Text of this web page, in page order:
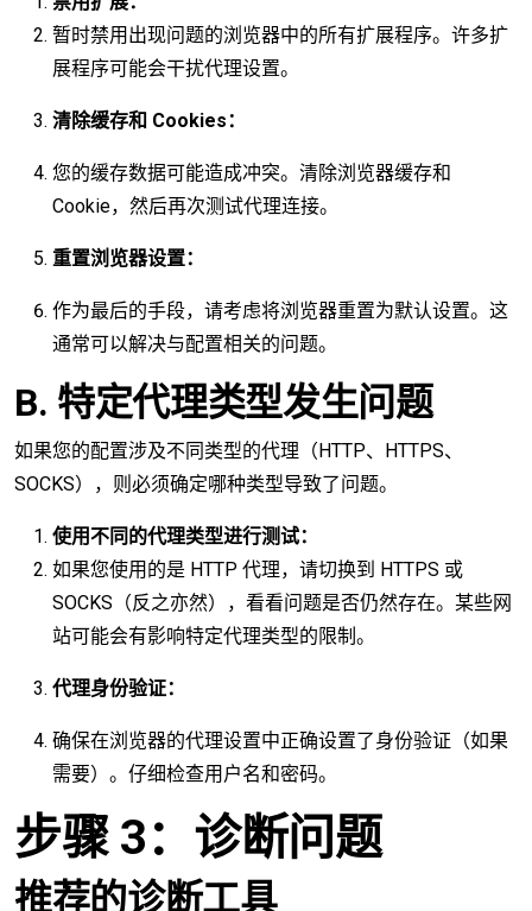
暂时禁用出现问题的浏览器中的所有扩展程序。许多扩
展程序可能会干扰代理设置。
清除缓存和 Cookies：
您的缓存数据可能造成冲突。清除浏览器缓存和
Cookie，然后再次测试代理连接。
重置浏览器设置：
作为最后的手段，请考虑将浏览器重置为默认设置。这
通常可以解决与配置相关的问题。
B. 特定代理类型发生问题
如果您的配置涉及不同类型的代理（HTTP、HTTPS、
SOCKS），则必须确定哪种类型导致了问题。
使用不同的代理类型进行测试：
如果您使用的是 HTTP 代理，请切换到 HTTPS 或
SOCKS（反之亦然），看看问题是否仍然存在。某些网
站可能会有影响特定代理类型的限制。
代理身份验证：
确保在浏览器的代理设置中正确设置了身份验证（如果
需要）。仔细检查用户名和密码。
步骤 3：诊断问题
推荐的诊断工具